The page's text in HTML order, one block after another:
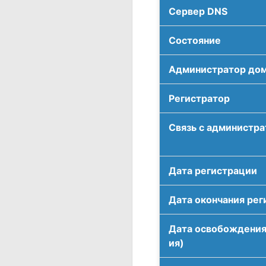
Сервер DNS
Соcтояние
Администратор
Регистратор
Связь с
Дата регистрации
Дата окончания
Дата
ия)